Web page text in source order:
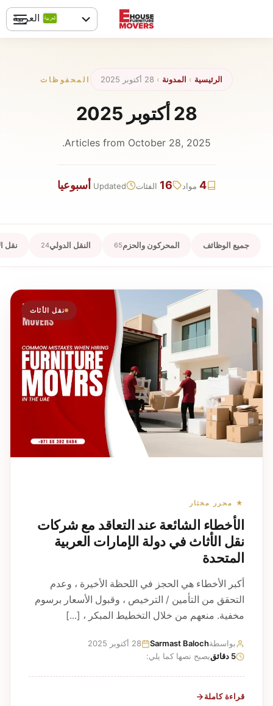
المحتوى
العربية
English
الرئيسية › المدونة › 28 أكتوبر 2025 المحفوظات
28 أكتوبر 2025
Articles from October 28, 2025.
4 مواد 16 الفئات Updated أسبوعيا
جميع الوظائف المحركون والحزم65 النقل الدولي24 نقل
نقل الأثاث
★ محرر مختار
الأخطاء الشائعة عند التعاقد مع شركات
نقل الأثاث في دولة الإمارات العربية
المتحدة
أكبر الأخطاء هي الحجز في اللحظة الأخيرة ، وعدم
التحقق من التأمين / الترخيص ، وقبول الأسعار برسوم
مخفية. منعهم من خلال التخطيط المبكر ، [...]
بواسطةSarmast Baloch
28 أكتوبر 2025
5 دقائق
يصبح نصها كما يلي:
قراءة كاملة